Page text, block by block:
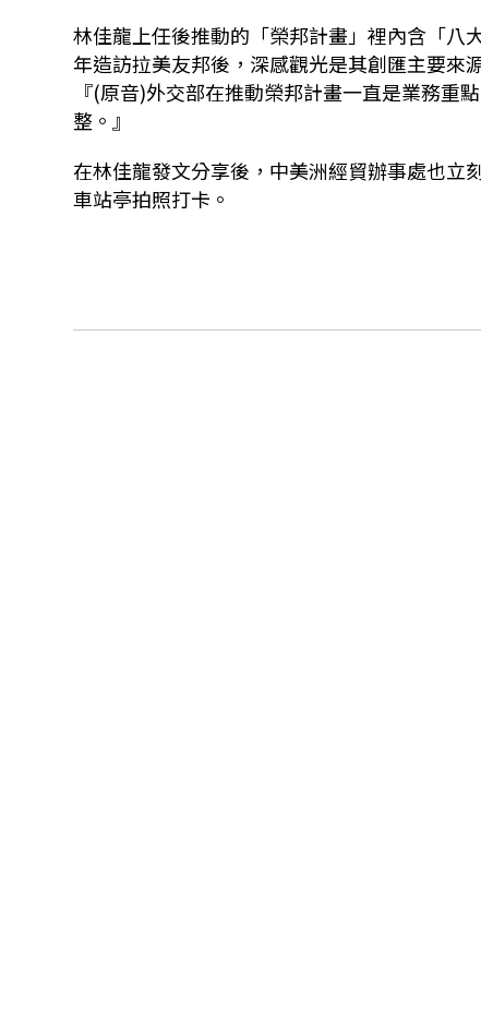
林佳龍上任後推動的「榮邦計畫」裡內含「八
年造訪拉美友邦後，深感觀光是其創匯主要來
『(原音)外交部在推動榮邦計畫一直是業務重
整。』
在林佳龍發文分享後，中美洲經貿辦事處也立
車站亭拍照打卡。